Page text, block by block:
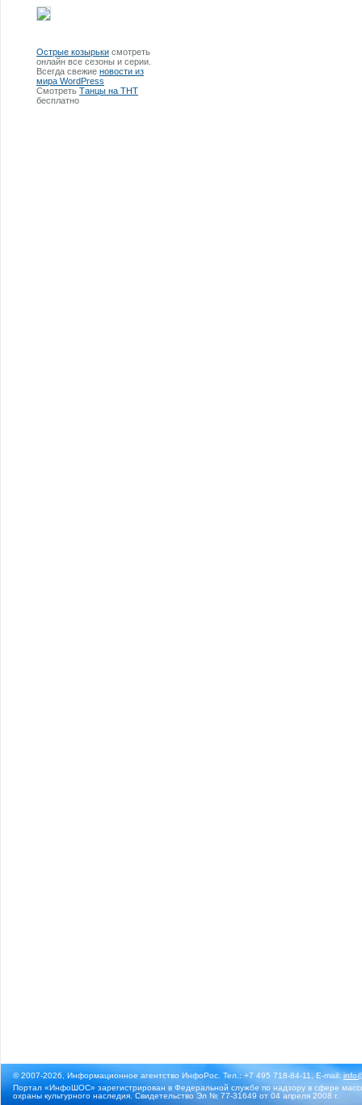
Острые козырьки смотреть
онлайн все сезоны и серии.
Всегда свежие новости из
мира WordPress
Смотреть Танцы на ТНТ
бесплатно
© 2007-2026, Информационное агентство ИнфоРос. Тел.: +7 495 718-84-11, E-mail:
Портал «ИнфоШОС» зарегистрирован в Федеральной службе по надзору в сфере
охраны культурного наследия. Свидетельство Эл № 77-31649 от 04 апреля 2008 г.